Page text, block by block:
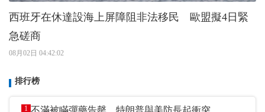
西班牙在休達設海上屏障阻非法移民 歐盟擬4日緊
急磋商
08月02日 04:42:02
排行榜
1 不滿被瞞彈藥告罄 特朗普與美防長起衝突